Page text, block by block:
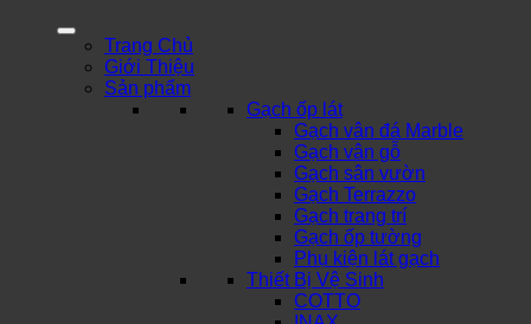
Trang Chủ
Giới Thiệu
Sản phẩm
Gạch ốp lát
Gạch vân đá Marble
Gạch vân gỗ
Gạch sân vườn
Gạch Terrazzo
Gạch trang trí
Gạch ốp tường
Phụ kiện lát gạch
Thiết Bị Vệ Sinh
COTTO